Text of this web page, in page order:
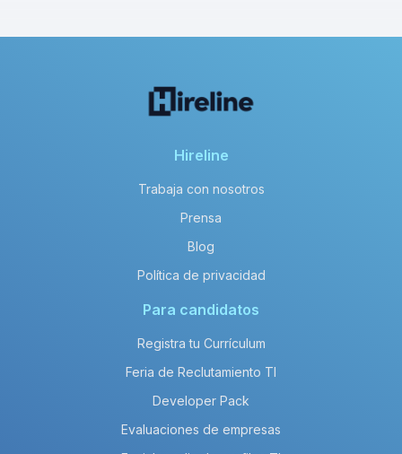
Hireline
Trabaja con nosotros
Prensa
Blog
Política de privacidad
Para candidatos
Registra tu Currículum
Feria de Reclutamiento TI
Developer Pack
Evaluaciones de empresas